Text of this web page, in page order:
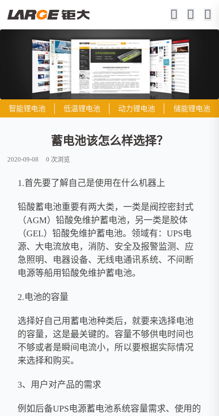
智能锂电池 低温锂电池 动力锂电池 储能锂电池
蓄电池该怎么样选择？
2020-09-08 0 次浏览
1.首先要了解自己是使用在什么机器上
铅酸蓄电池重要有两大类，一类是阀控密封式
（AGM）铅酸免维护蓄电池，另一类是胶体
（GEL）铅酸免维护蓄电池。领域有：UPS电
源、大电流放电，消防、安全及报警监测、应
急照明、电器设备、无线电通讯系统、不间断
电源等船用铅酸免维护蓄电池。
2.电池的容量
选择好自己用蓄电池种类后，就要来选择电池
的容量，这是最关键的。容量不够供电时间也
不够或者是瞬间电流小，所以要根据实际情况
来选择和购买。
3、用户对产品的需求
例如后备UPS电源蓄电池系统容量需求、使用的